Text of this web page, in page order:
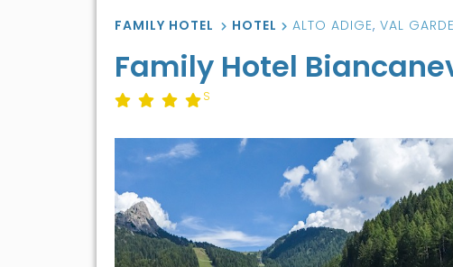
FAMILY HOTEL HOTEL ALTO ADIGE, VAL
Family Hotel
S